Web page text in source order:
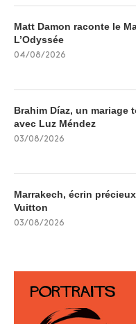
Matt Damon raconte le
L’Odyssée
04/08/2026
Brahim Díaz, un mariage
avec Luz Méndez
03/08/2026
Marrakech, écrin
Vuitton
03/08/2026